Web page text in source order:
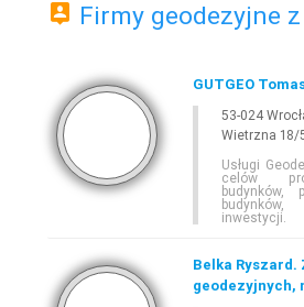
Firmy geodezyjne
GUTGEO
53-024
Wietrzna 18/
Usługi
celów
budynków,
inwestycji.
Belka Ryszard.
geodezyjnych,